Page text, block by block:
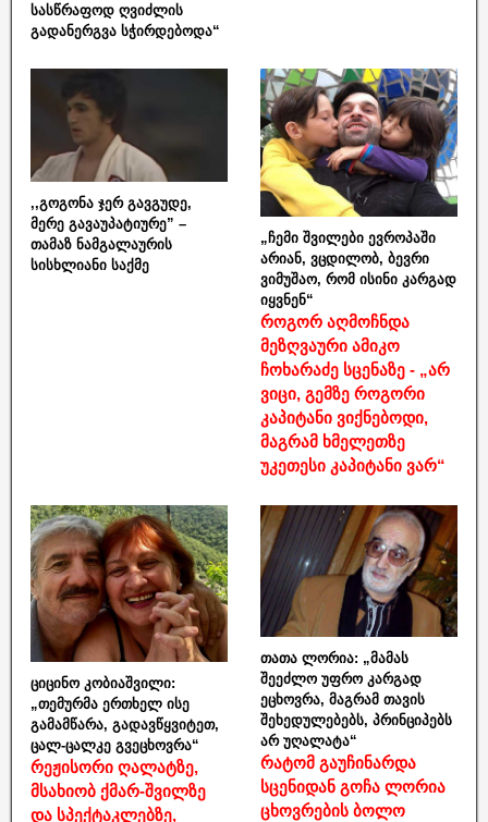
სასწრაფოდ ღვიძლის
გადანერგვა სჭირდებოდა“
,,გოგონა ჯერ გავგუდე,
მერე გავაუპატიურე” –
თამაზ ნამგალაურის
სისხლიანი საქმე
„ჩემი შვილები ევროპაში
არიან, ვცდილობ, ბევრი
ვიმუშაო, რომ ისინი კარგად
იყვნენ“
როგორ აღმოჩნდა
მეზღვაური ამიკო
ჩოხარაძე სცენაზე - „არ
ვიცი, გემზე როგორი
კაპიტანი ვიქნებოდი,
მაგრამ ხმელეთზე
უკეთესი კაპიტანი ვარ“
ციცინო კობიაშვილი:
„თემურმა ერთხელ ისე
გამამწარა, გადავწყვიტეთ,
ცალ-ცალკე გვეცხოვრა“
რეჟისორი ღალატზე,
მსახიობ ქმარ-შვილზე
და სპექტაკლებზე,
თათა ლორია: „მამას
შეეძლო უფრო კარგად
ეცხოვრა, მაგრამ თავის
შეხედულებებს, პრინციპებს
არ უღალატა“
რატომ გაუჩინარდა
სცენიდან გოჩა ლორია
ცხოვრების ბოლო